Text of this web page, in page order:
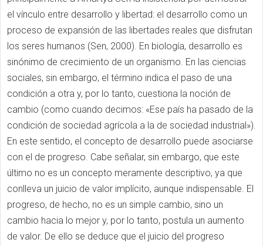
el vínculo entre desarrollo y libertad: el desarrollo como un
proceso de expansión de las libertades reales que disfrutan
los seres humanos (Sen, 2000). En biología, desarrollo es
sinónimo de crecimiento de un organismo. En las ciencias
sociales, sin embargo, el término indica el paso de una
condición a otra y, por lo tanto, cuestiona la noción de
cambio (como cuando decimos: «Ese país ha pasado de la
condición de sociedad agrícola a la de sociedad industrial»).
En este sentido, el concepto de desarrollo puede asociarse
con el de progreso. Cabe señalar, sin embargo, que este
último no es un concepto meramente descriptivo, ya que
conlleva un juicio de valor implícito, aunque indispensable. El
progreso, de hecho, no es un simple cambio, sino un
cambio hacia lo mejor y, por lo tanto, postula un aumento
de valor. De ello se deduce que el juicio del progreso